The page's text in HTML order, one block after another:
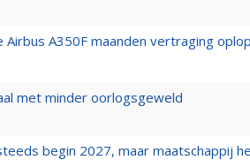
A350F maanden vertraging
met minder oorlogsgeweld
begin 2027, maar maatschappij